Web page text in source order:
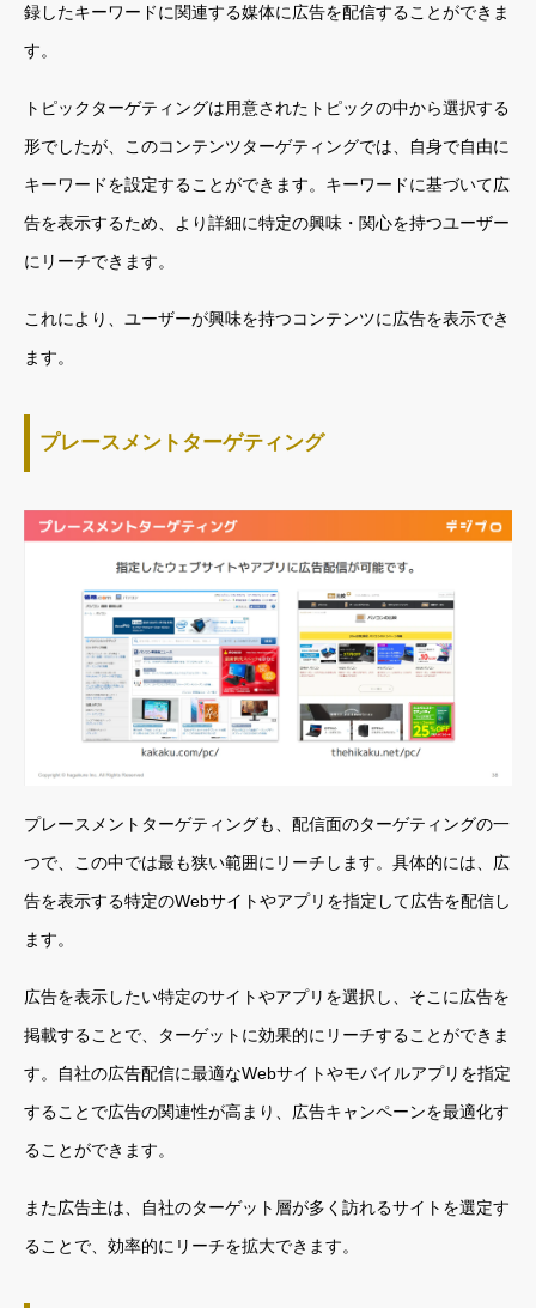
録したキーワードに関連する媒体に広告を配信することができま
す。
トピックターゲティングは用意されたトピックの中から選択する
形でしたが、このコンテンツターゲティングでは、自身で自由に
キーワードを設定することができます。キーワードに基づいて広
告を表示するため、より詳細に特定の興味・関心を持つユーザー
にリーチできます。
これにより、ユーザーが興味を持つコンテンツに広告を表示でき
ます。
プレースメントターゲティング
プレースメントターゲティングも、配信面のターゲティングの一
つで、この中では最も狭い範囲にリーチします。具体的には、広
告を表示する特定のWebサイトやアプリを指定して広告を配信し
ます。
広告を表示したい特定のサイトやアプリを選択し、そこに広告を
掲載することで、ターゲットに効果的にリーチすることができま
す。自社の広告配信に最適なWebサイトやモバイルアプリを指定
することで広告の関連性が高まり、広告キャンペーンを最適化す
ることができます。
また広告主は、自社のターゲット層が多く訪れるサイトを選定す
ることで、効率的にリーチを拡大できます。